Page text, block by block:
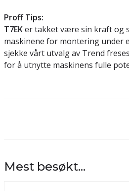
Proff Tips:
T7EKer takket være sin kraft og
maskinene for montering under
sjekke vårt utvalg av Trend
for å utnytte maskinens fulle
Mest besøkt...